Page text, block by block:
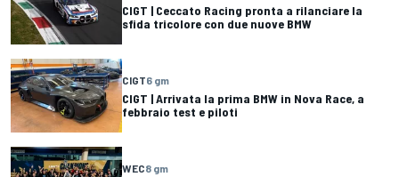
CIGT | Ceccato Racing pronta a rilanciare la
sfida tricolore con due nuove BMW
CIGT6 gm
CIGT | Arrivata la prima BMW in Nova Race, a
febbraio test e piloti
WEC8 gm